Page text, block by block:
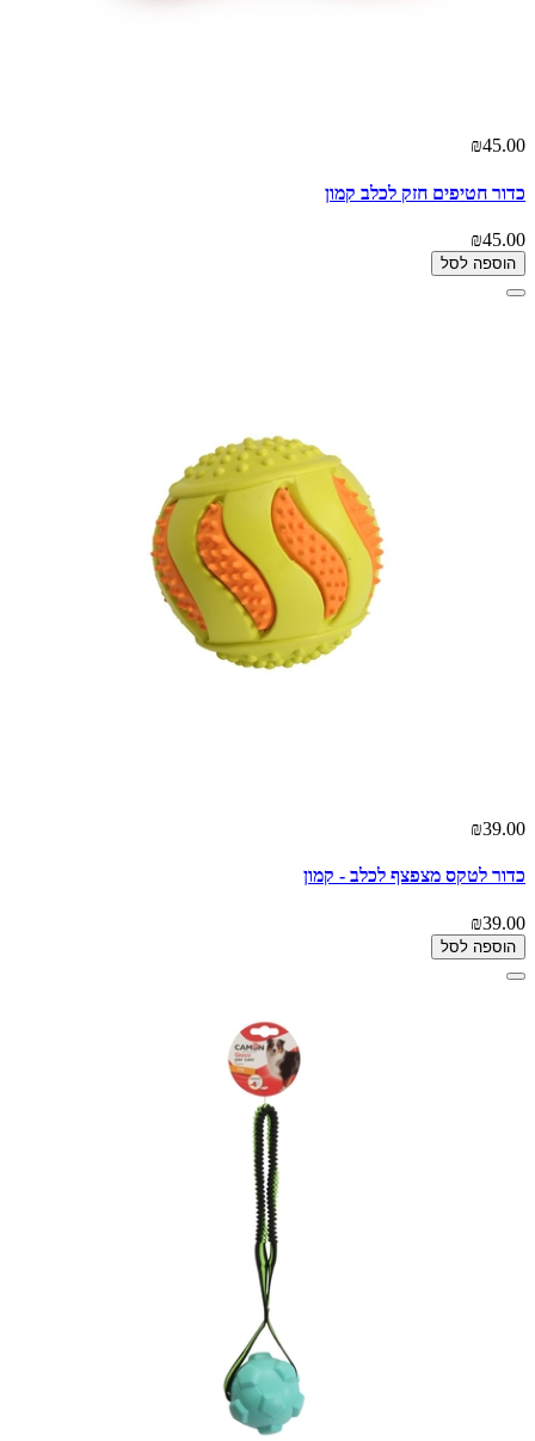
₪45.00
כדור חטיפים חזק לכלב קמון
₪45.00
הוספה לסל
₪39.00
כדור לטקס מצפצף לכלב - קמון
₪39.00
הוספה לסל